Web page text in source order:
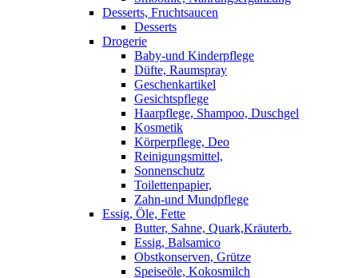
Desserts, Fruchtsaucen
Desserts
Drogerie
Baby-und Kinderpflege
Düfte, Raumspray
Geschenkartikel
Gesichtspflege
Haarpflege, Shampoo, Duschgel
Kosmetik
Körperpflege, Deo
Reinigungsmittel,
Sonnenschutz
Toilettenpapier,
Zahn-und Mundpflege
Essig, Öle, Fette
Butter, Sahne, Quark,Kräuterb.
Essig, Balsamico
Obstkonserven, Grütze
Speiseöle, Kokosmilch